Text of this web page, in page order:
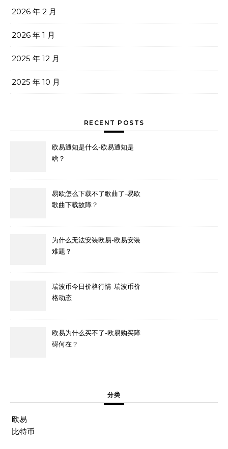
2026 年 2 月
2026 年 1 月
2025 年 12 月
2025 年 10 月
RECENT POSTS
欧易通知是什么-欧易通知是
啥？
易欧怎么下载不了歌曲了-易欧
歌曲下载故障？
为什么无法安装欧易-欧易安装
难题？
瑞波币今日价格行情-瑞波币价
格动态
欧易为什么买不了-欧易购买障
碍何在？
分类
欧易
比特币